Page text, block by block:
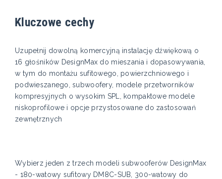
Kluczowe cechy
Uzupełnij dowolną komercyjną instalację dźwiękową o
16 głośników DesignMax do mieszania i dopasowywania,
w tym do montażu sufitowego, powierzchniowego i
podwieszanego, subwoofery, modele przetworników
kompresyjnych o wysokim SPL, kompaktowe modele
niskoprofilowe i opcje przystosowane do zastosowań
zewnętrznych
Wybierz jeden z trzech modeli subwooferów DesignMax
- 180-watowy sufitowy DM8C-SUB, 300-watowy do